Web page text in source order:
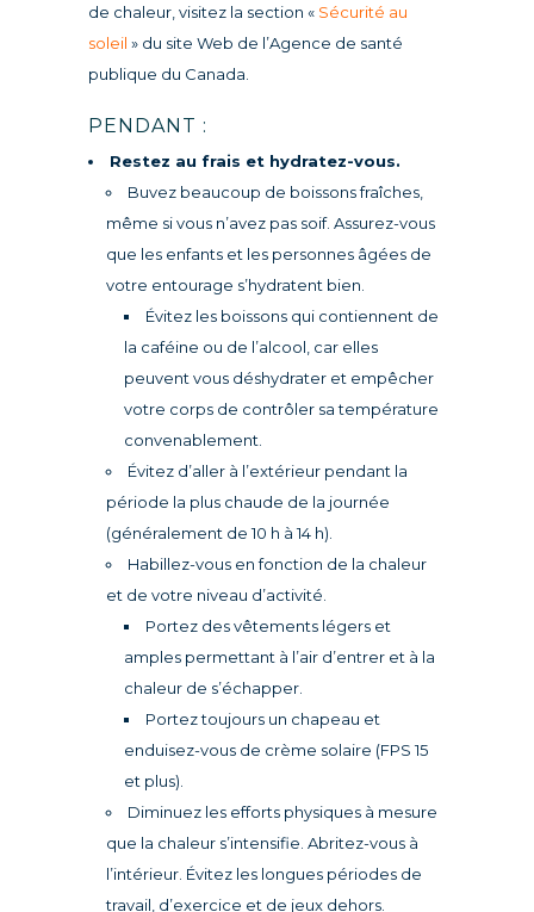
de chaleur, visitez la section « Sécurité au
soleil » du site Web de l’Agence de santé
publique du Canada.
PENDANT :
Restez au frais et hydratez-vous.
Buvez beaucoup de boissons fraîches,
même si vous n’avez pas soif. Assurez-vous
que les enfants et les personnes âgées de
votre entourage s’hydratent bien.
Évitez les boissons qui contiennent de
la caféine ou de l’alcool, car elles
peuvent vous déshydrater et empêcher
votre corps de contrôler sa température
convenablement.
Évitez d’aller à l’extérieur pendant la
période la plus chaude de la journée
(généralement de 10 h à 14 h).
Habillez-vous en fonction de la chaleur
et de votre niveau d’activité.
Portez des vêtements légers et
amples permettant à l’air d’entrer et à la
chaleur de s’échapper.
Portez toujours un chapeau et
enduisez-vous de crème solaire (FPS 15
et plus).
Diminuez les efforts physiques à mesure
que la chaleur s’intensifie. Abritez-vous à
l’intérieur. Évitez les longues périodes de
travail, d’exercice et de jeux dehors.